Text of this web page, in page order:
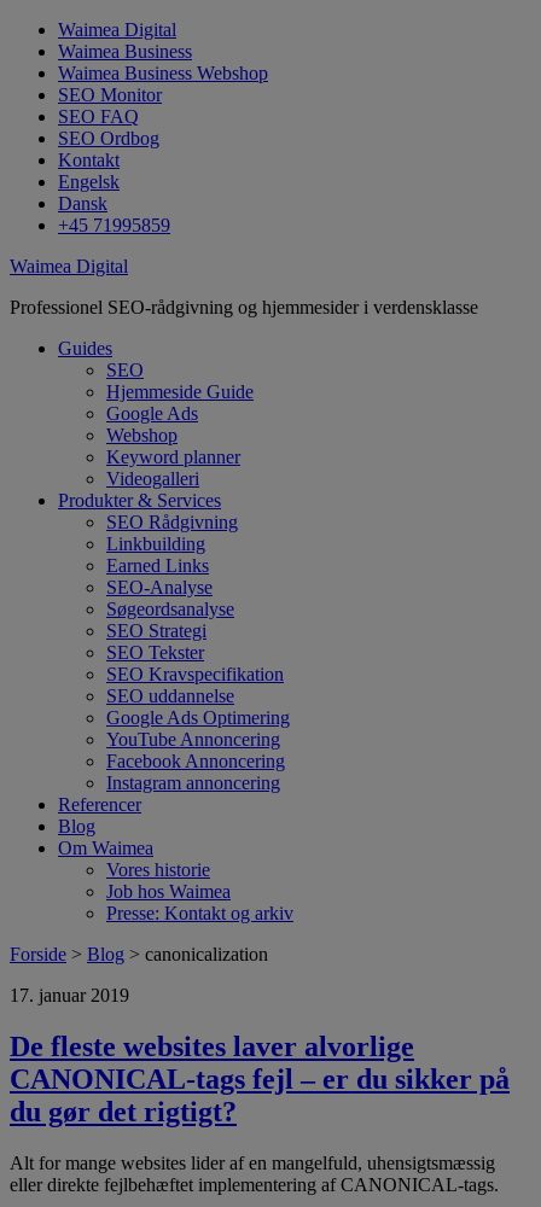
Waimea Digital
Waimea Business
Waimea Business Webshop
SEO Monitor
SEO FAQ
SEO Ordbog
Kontakt
Engelsk
Dansk
+45 71995859
Waimea Digital
Professionel SEO-rådgivning og hjemmesider i verdensklasse
Guides
SEO
Hjemmeside Guide
Google Ads
Webshop
Keyword planner
Videogalleri
Produkter & Services
SEO Rådgivning
Linkbuilding
Earned Links
SEO-Analyse
Søgeordsanalyse
SEO Strategi
SEO Tekster
SEO Kravspecifikation
SEO uddannelse
Google Ads Optimering
YouTube Annoncering
Facebook Annoncering
Instagram annoncering
Referencer
Blog
Om Waimea
Vores historie
Job hos Waimea
Presse: Kontakt og arkiv
Forside > Blog > canonicalization
17. januar 2019
De fleste websites laver alvorlige
CANONICAL-tags fejl – er du sikker på
du gør det rigtigt?
Alt for mange websites lider af en mangelfuld, uhensigtsmæssig
eller direkte fejlbehæftet implementering af CANONICAL-tags.